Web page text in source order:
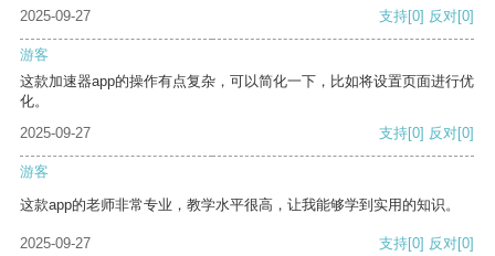
2025-09-27 支持[0] 反对[0]
游客
这款加速器app的操作有点复杂，可以简化一下，比如将设置页面进行优
化。
2025-09-27
支持[0] 反对[0]
游客
这款app的老师非常专业，教学水平很高，让我能够学到实用的知识。
2025-09-27 支持[0] 反对[0]